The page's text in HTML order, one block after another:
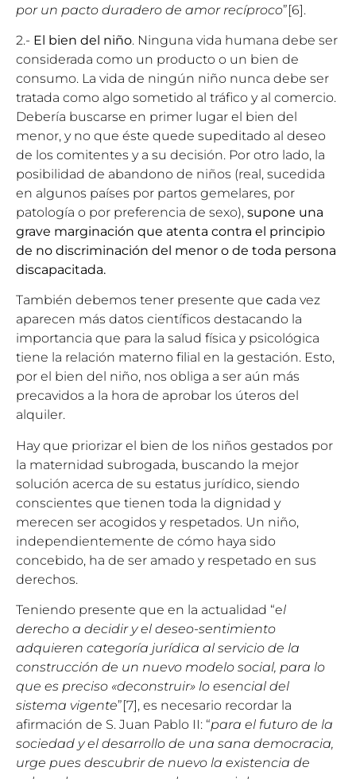
por un pacto duradero de amor recíproco”[6].
2.- El bien del niño. Ninguna vida humana debe ser
considerada como un producto o un bien de
consumo. La vida de ningún niño nunca debe ser
tratada como algo sometido al tráfico y al comercio.
Debería buscarse en primer lugar el bien del
menor, y no que éste quede supeditado al deseo
de los comitentes y a su decisión. Por otro lado, la
posibilidad de abandono de niños (real, sucedida
en algunos países por partos gemelares, por
patología o por preferencia de sexo), supone una
grave marginación que atenta contra el principio
de no discriminación del menor o de toda persona
discapacitada.
También debemos tener presente que cada vez
aparecen más datos científicos destacando la
importancia que para la salud física y psicológica
tiene la relación materno filial en la gestación. Esto,
por el bien del niño, nos obliga a ser aún más
precavidos a la hora de aprobar los úteros del
alquiler.
Hay que priorizar el bien de los niños gestados por
la maternidad subrogada, buscando la mejor
solución acerca de su estatus jurídico, siendo
conscientes que tienen toda la dignidad y
merecen ser acogidos y respetados. Un niño,
independientemente de cómo haya sido
concebido, ha de ser amado y respetado en sus
derechos.
Teniendo presente que en la actualidad “el
derecho a decidir y el deseo-sentimiento
adquieren categoría jurídica al servicio de la
construcción de un nuevo modelo social, para lo
que es preciso «deconstruir» lo esencial del
sistema vigente”[7], es necesario recordar la
afirmación de S. Juan Pablo II: “para el futuro de la
sociedad y el desarrollo de una sana democracia,
urge pues descubrir de nuevo la existencia de